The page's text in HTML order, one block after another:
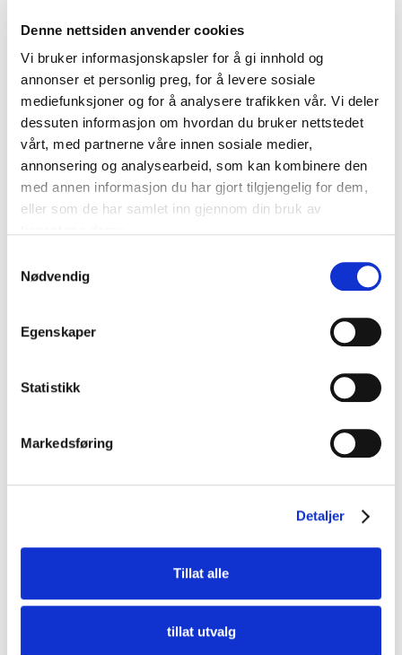
Denne nettsiden anvender cookies
Vi bruker informasjonskapsler for å gi innhold og
annonser et personlig preg, for å levere sosiale
mediefunksjoner og for å analysere trafikken vår. Vi deler
dessuten informasjon om hvordan du bruker nettstedet
vårt, med partnerne våre innen sosiale medier,
annonsering og analysearbeid, som kan kombinere den
med annen informasjon du har gjort tilgjengelig for dem,
eller som de har samlet inn gjennom din bruk av
Nødvendig
Egenskaper
Statistikk
Markedsføring
Detaljer
Tillat alle
tillat utvalg
avtaleforhold med lang varighet, sier han.
Ole Andreas Dimmen i BAHR.
Arbeidsgruppen kommer med en klar oppfordring til alle
"Send oss deres innspill, og gjør det så snart
det helst sendes innen 10. februar i år. (Kontaktinfo øverst i
artikkelen.)